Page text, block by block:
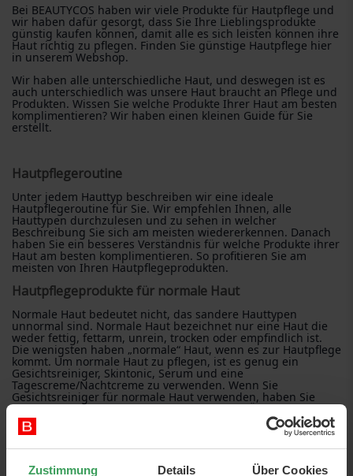
Zustimmung Details Über Cookies
Bei BEAUTYCOS haben wir viele Produkte für Hautpflege und
wir haben dafür gesorgt, dass Sie Ihre Lieblingsprodukte
günstig kaufen können, damit alle es sich leisten können ihre
Haut richtig zu pflegen. Finden Sie günstige Hautpflege hier
in unserem Webshop.
Wir haben alle unterschiedliche Haut, und deswegen ist es
auch unterschiedlich was unsere Haut braucht an Pflege und
Produkten. Wissen Sie welche Produkte Ihrer Haut am besten
komplimentieren? Wir haben einen kleinen Guide für Sie
erstellt.
Hautpflegeroutine
Unter jedem Hauttyp beschreiben wir eine ideale
Hautpflegeroutine für Sie. Wir empfehlen Ihnen, alle
Hauttypen durchzulesen und zu sehen in welcher
Beschreibung Sie sich am meisten wiedererkennen. Danach
haben Sie ein besseres Verständnis für welche Produkte ihrer
Haut am besten komplimentieren. So profitieren Sie am
meisten von Ihren Hautpflegeprodukten.
Hautpflegeprodukte für normale Haut
Normale Haut bedeutet nicht, das sandere Hauttypen
unnormal sind. Normale Haut bezeichnet nur eine Haut die
weder fettig, fettarm, unrein, trocken oder empfindlich ist.
Die wenigsten haben „normale“ Haut, wenn es zur Hautpflege
kommt. Um normale Haut zu pflegen, ist es genug ein
Gesichtsreiniger, Skintonic, Serum und eine
Tagescreme/Nachtcreme zu verwenden. Wenn Sie
Gesichtsreiniger für normale Haut verwenden, haben Sie
freie Wahl an Produkten. Alles von Lotion zu Öl ist möglich.
Dasselbe gilt für ein skintonic. Bei Tagescreme/Nachtcreme
und Augencreme brauchen Sie keine spezielle, allerdings ist
Feuchtigkeit.Hier können Sie unsere Auswahl für